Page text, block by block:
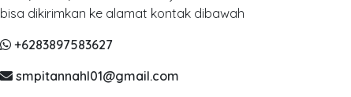
bisa dikirimkan ke alamat kontak dibawah
+6283897583627
smpitannahl01@gmail.com